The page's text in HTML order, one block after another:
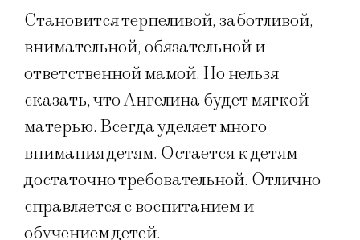
Становится терпеливой, заботливой,
внимательной, обязательной и
ответственной мамой. Но нельзя
сказать, что Ангелина будет мягкой
матерью. Всегда уделяет много
внимания детям. Остается к детям
достаточно требовательной. Отлично
справляется с воспитанием и
обучением детей.